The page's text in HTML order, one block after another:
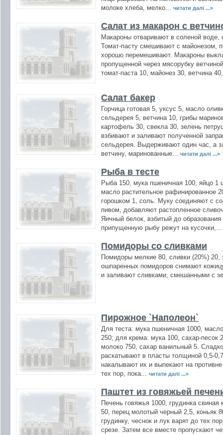
молоке хлеба, мелко...
читати далі ...»
Салат из макарон с
Макароны отваривают в соленой
Томат-пасту смешивают с майонезом,
хорошо перемешивают. Макароны
пропущенной через мясорубку
томат-паста 10, майонез 30, ветчина
Салат бакер
Горчица готовая 5, уксус 5, масло
сельдерея 5, ветчина 10, грибы
картофель 30, свекла 30, зелень
взбивают и заливают полученной
сельдерея. Выдерживают один час, а
ветчину, маринованные...
читати далі ...»
Рыба в тесте
Рыба 150, мука пшеничная 100, яйцо 1
масло растительное рафинированное
горошком 1, соль. Муку соединяют с
пивом, добавляют растопленное
Яичный белок, взбитый до
припущенную рыбу режут на
Помидоры со сливками
Помидоры мелкие 80, сливки (20%)
ошпаренных помидоров снимают
и заливают сливками, смешанными с
Пирожное `Наполеон`
Для теста: мука пшеничная 1000,
250; для крема: мука 100, сахар-
молоко 750, сахар ванильный 5.
раскатывают в пласты толщиной 0,5-
накалывают их и выпекают на
тех пор, пока...
читати далі ...»
Паштет из говяжьей
Печень говяжья 1000, грудинка
50, перец молотый черный 2,5, коньяк
грудинку, чеснок и лук варят до тех
срезе. Затем все вместе пропускают